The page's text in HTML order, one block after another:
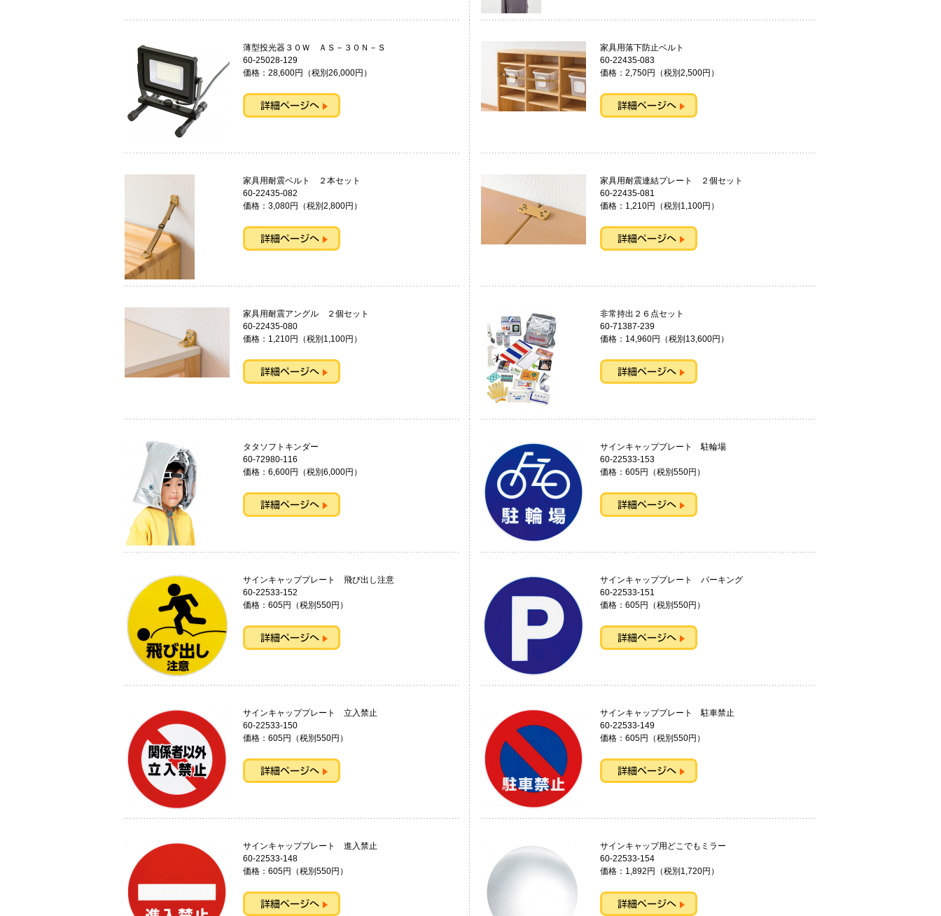
薄型投光器３０Ｗ ＡＳ－３０Ｎ－Ｓ
60-25028-129
価格：28,600円（税別26,000円）
家具用落下防止ベルト
60-22435-083
価格：2,750円（税別2,500円）
家具用耐震ベルト ２本セット
60-22435-082
価格：3,080円（税別2,800円）
家具用耐震連結プレート ２個セット
60-22435-081
価格：1,210円（税別1,100円）
家具用耐震アングル ２個セット
60-22435-080
価格：1,210円（税別1,100円）
非常持出２６点セット
60-71387-239
価格：14,960円（税別13,600円）
タタソフトキンダー
60-72980-116
価格：6,600円（税別6,000円）
サインキャッププレート 駐輪場
60-22533-153
価格：605円（税別550円）
サインキャッププレート 飛び出し注意
60-22533-152
価格：605円（税別550円）
サインキャッププレート パーキング
60-22533-151
価格：605円（税別550円）
サインキャッププレート 立入禁止
60-22533-150
価格：605円（税別550円）
サインキャッププレート 駐車禁止
60-22533-149
価格：605円（税別550円）
サインキャッププレート 進入禁止
60-22533-148
価格：605円（税別550円）
サインキャップ用どこでもミラー
60-22533-154
価格：1,892円（税別1,720円）